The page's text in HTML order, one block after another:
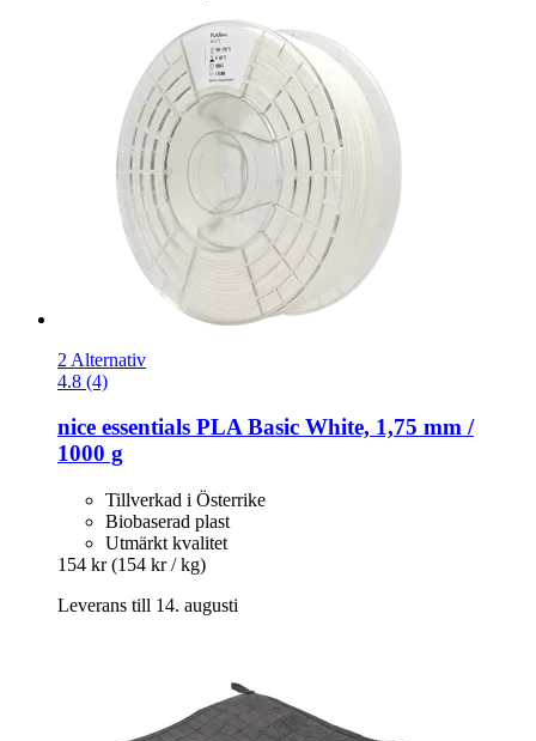
2 Alternativ
4.8 (4)
nice essentials PLA Basic White, 1,75 mm /
1000 g
Tillverkad i Österrike
Biobaserad plast
Utmärkt kvalitet
154 kr (154 kr / kg)
Leverans till 14. augusti